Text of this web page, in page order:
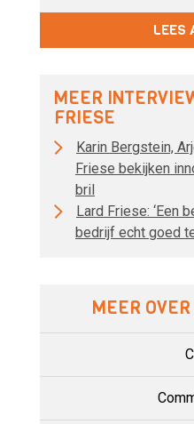
LEES
MEER
FRIESE
Karin Bergstein,
Friese bekijken
bril
Lard Friese: ‘Een
bedrijf echt goed
MEER